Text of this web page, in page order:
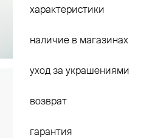
характеристики
наличие в магазинах
уход за украшениями
возврат
гарантия